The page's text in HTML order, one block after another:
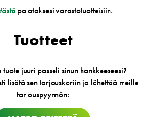
tästä palataksesi varastotuotteisiin.
Tuotteet
juuri passeli sinun hankkeeseesi?
lisätä sen tarjouskoriin ja lähettää meille
tarjouspyynnön: